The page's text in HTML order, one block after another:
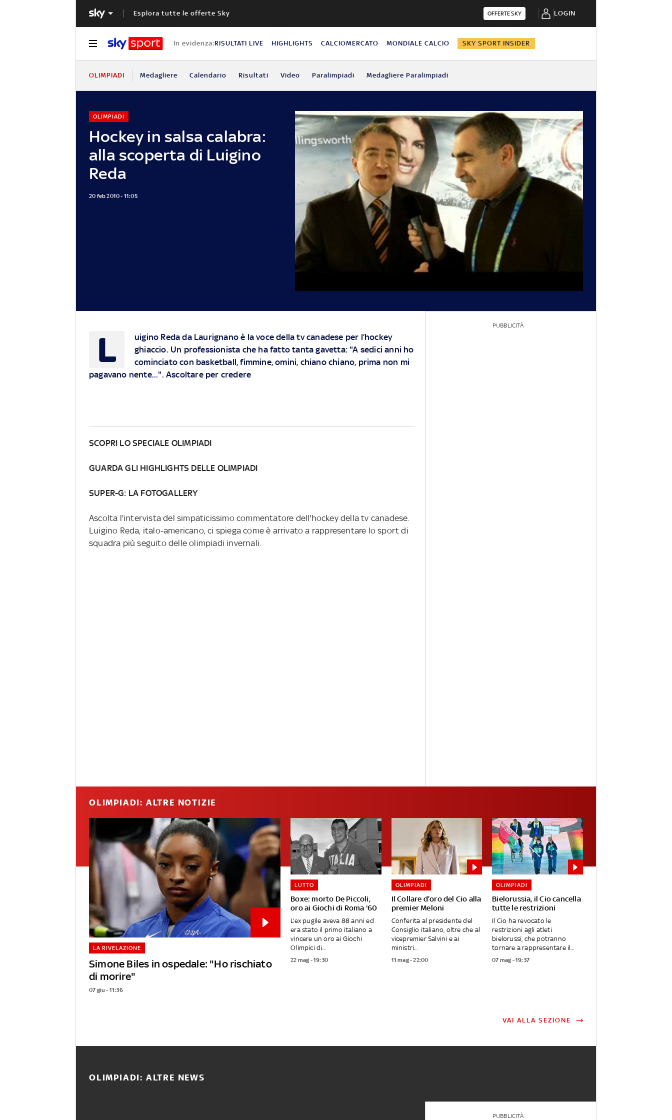
Esplora tutte le offerte Sky OFFERTE SKY LOGIN
In evidenza:RISULTATI LIVE HIGHLIGHTS CALCIOMERCATO MONDIALE CALCIO SKY SPORT INSIDER
OLIMPIADI Medagliere Calendario Risultati Video Paralimpiadi Medagliere Paralimpiadi
Hockey in salsa calabra:
alla scoperta di Luigino
Reda
OLIMPIADI
20 feb 2010 - 11:05
L
uigino Reda da Laurignano è la voce della tv canadese per l’hockey
ghiaccio. Un professionista che ha fatto tanta gavetta: "A sedici anni ho
cominciato con basketball, fimmine, omini, chiano chiano, prima non mi
pagavano nente...". Ascoltare per credere
SCOPRI LO SPECIALE OLIMPIADI
GUARDA GLI HIGHLIGHTS DELLE OLIMPIADI
SUPER-G: LA FOTOGALLERY
Ascolta l'intervista del simpaticissimo commentatore dell'hockey della tv canadese.
Luigino Reda, italo-americano, ci spiega come è arrivato a rappresentare lo sport di
squadra più seguito delle olimpiadi invernali.
PUBBLICITÀ
OLIMPIADI: ALTRE NOTIZIE
Simone Biles in ospedale: "Ho rischiato
di morire"
LA RIVELAZIONE
07 giu - 11:36
Boxe: morto De Piccoli,
oro ai Giochi di Roma '60
LUTTO
L’ex pugile aveva 88 anni ed
era stato il primo italiano a
vincere un oro ai Giochi
Olimpici di...
22 mag - 19:30
Il Collare d’oro del Cio alla
premier Meloni
OLIMPIADI
Conferita al presidente del
Consiglio italiano, oltre che al
vicepremier Salvini e ai
ministri...
11 mag - 22:00
Bielorussia, il Cio cancella
tutte le restrizioni
OLIMPIADI
Il Cio ha revocato le
restrizioni agli atleti
bielorussi, che potranno
tornare a rappresentare il...
07 mag - 19:37
VAI ALLA SEZIONE
OLIMPIADI: ALTRE NEWS
PUBBLICITÀ